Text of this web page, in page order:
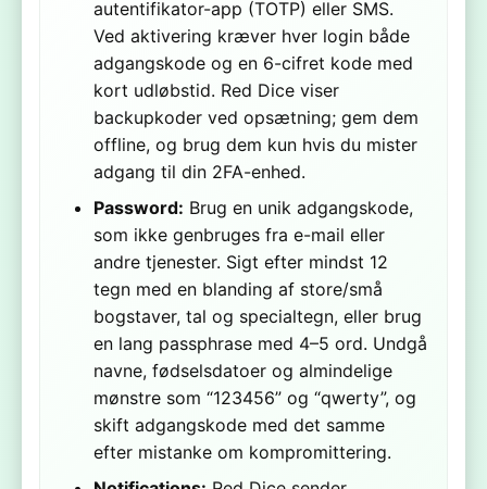
autentifikator-app (TOTP) eller SMS.
Ved aktivering kræver hver login både
adgangskode og en 6-cifret kode med
kort udløbstid. Red Dice viser
backupkoder ved opsætning; gem dem
offline, og brug dem kun hvis du mister
adgang til din 2FA-enhed.
Password: Brug en unik adgangskode,
som ikke genbruges fra e-mail eller
andre tjenester. Sigt efter mindst 12
tegn med en blanding af store/små
bogstaver, tal og specialtegn, eller brug
en lang passphrase med 4–5 ord. Undgå
navne, fødselsdatoer og almindelige
mønstre som “123456” og “qwerty”, og
skift adgangskode med det samme
efter mistanke om kompromittering.